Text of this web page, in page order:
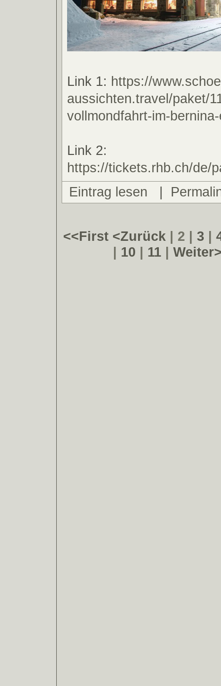
Link 1: https://
aussichten.travel/paket/
vollmondfahrt-im-
Link 2:
https://tickets.rhb.ch/de/
Eintrag lesen
<<First <Zurück | 2 | 3 |
| 10 | 11 |